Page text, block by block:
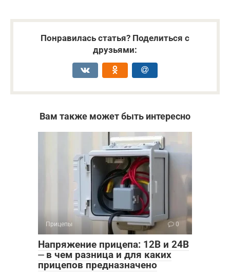
Понравилась статья? Поделиться с
друзьями:
Вам также может быть интересно
Прицепы 0
Напряжение прицепа: 12В и 24В
⏤ в чем разница и для каких
прицепов предназначено